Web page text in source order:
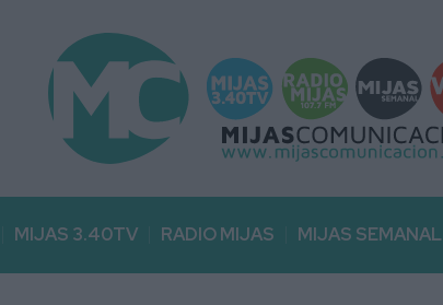
MIJAS 3.40TV RADIO MIJAS MIJAS SEMANAL